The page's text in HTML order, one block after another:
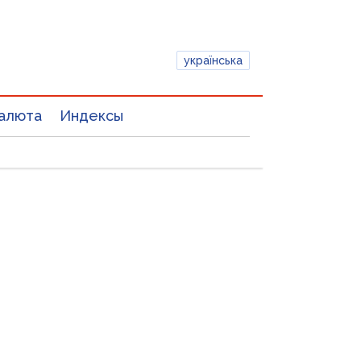
українська
Индексы